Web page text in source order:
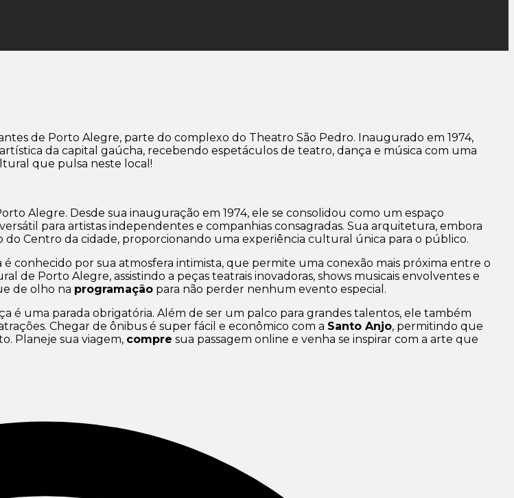
de Porto Alegre, parte do complexo do Theatro São Pedro. Inaugurado em 1974,
da capital gaúcha, recebendo espetáculos de teatro, dança e música com uma
que pulsa neste local!
Alegre. Desde sua inauguração em 1974, ele se consolidou como um espaço
para artistas independentes e companhias consagradas. Sua arquitetura, embora
Centro da cidade, proporcionando uma experiência cultural única para o público.
conhecido por sua atmosfera intimista, que permite uma conexão mais próxima entre o
de Porto Alegre, assistindo a peças teatrais inovadoras, shows musicais envolventes e
de olho na programação para não perder nenhum evento especial.
é uma parada obrigatória. Além de ser um palco para grandes talentos, ele também
Chegar de ônibus é super fácil e econômico com a Santo Anjo, permitindo que
Planeje sua viagem, compre sua passagem online e venha se inspirar com a arte que